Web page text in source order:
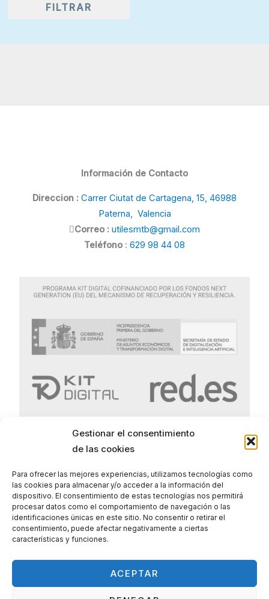
Gestionar el consentimiento
de las cookies
Para ofrecer las mejores experiencias, utilizamos tecnologías como
las cookies para almacenar y/o acceder a la información del
dispositivo. El consentimiento de estas tecnologías nos permitirá
procesar datos como el comportamiento de navegación o las
identificaciones únicas en este sitio. No consentir o retirar el
consentimiento, puede afectar negativamente a ciertas
características y funciones.
ACEPTAR
Sid BrainFILTRAR
Información de Contacto
Direccion : Carrer Ciutat de Cartagena, 15, 46988
Paterna, Valencia
Correo : utilesmtb@gmail.com
Teléfono : 629 98 44 08
Politica de Privacidad
Politica de Cookies
Aviso legal